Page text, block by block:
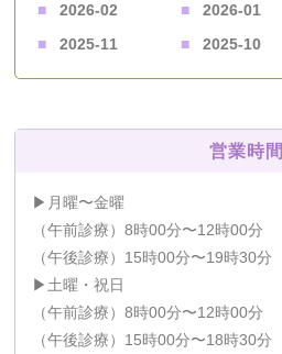
2026-02
2026-01
2025-11
2025-10
営業時間
▶月曜〜金曜
（午前診療）8時00分〜12時00分
（午後診療）15時00分〜19時30分
▶土曜・祝日
（午前診療）8時00分〜12時00分
（午後診療）15時00分〜18時30分